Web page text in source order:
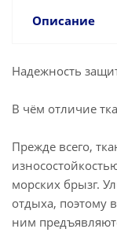
Описание
Надежность
В чём отличие
Прежде всего,
морских брызг.
отдыха, поэтому
ним